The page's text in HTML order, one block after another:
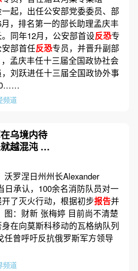
起，出任公安部党委委员、部
，排名第一的部长助理孟庆丰
同年12月，公安部首设反恐专
部首任反恐专员，并晋升副部
孟庆丰任十三届全国政协社会
刘跃进任十三届全国政协外事
频道
乌境内待
越混沌 普
沃罗涅日州州长Alexander
日承认，100余名消防队员对一
了灭火行动，根据初步报告并
图：财新 张梅婷 目前尚不清楚
在向莫斯科移动的瓦格纳队列
任曾呼吁反抗俄罗斯军方领导
频道